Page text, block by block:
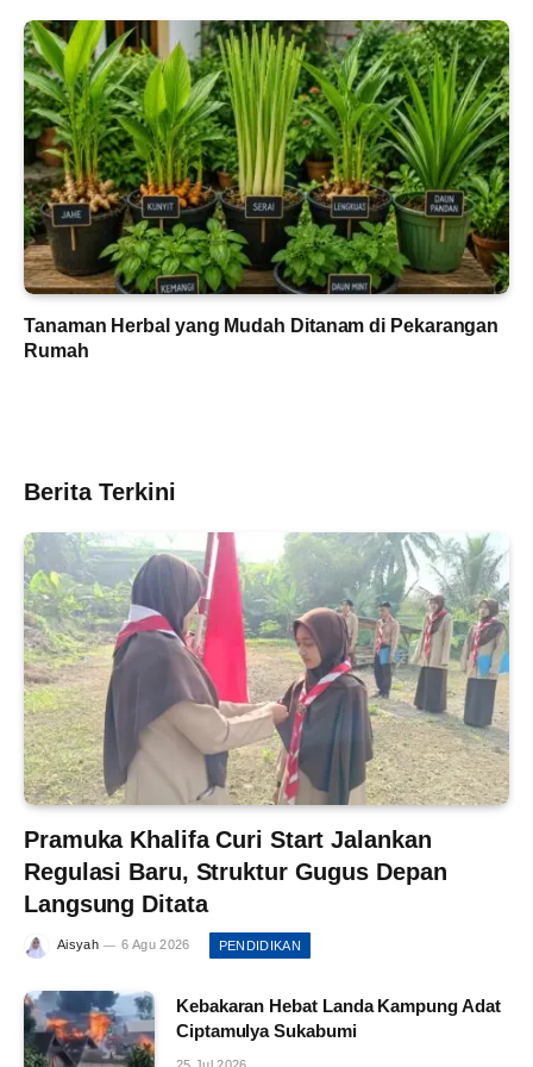
Tanaman Herbal yang Mudah Ditanam di Pekarangan
Rumah
Berita Terkini
Pramuka Khalifa Curi Start Jalankan
Regulasi Baru, Struktur Gugus Depan
Langsung Ditata
Aisyah 6 Agu 2026 PENDIDIKAN
Kebakaran Hebat Landa Kampung Adat
Ciptamulya Sukabumi